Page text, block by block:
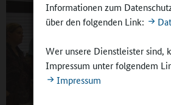
Informationen zum
über den folgenden Link:
Wer unsere Dienstleister sind,
Impressum unter folgendem
Impressum